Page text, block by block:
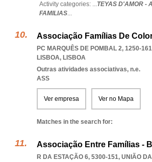
Activity categories: ...TEYAS D'AMOR -
FAMILIAS...
Associação Famílias De
PC MARQUÊS DE POMBAL 2, 1250-161
LISBOA, LISBOA
Outras atividades associativas, n.e.
ASS
Ver empresa Ver no Mapa
Matches in the search for:
Associação Entre Famílias -
R DA ESTAÇÃO 6, 5300-151, UNIÃO